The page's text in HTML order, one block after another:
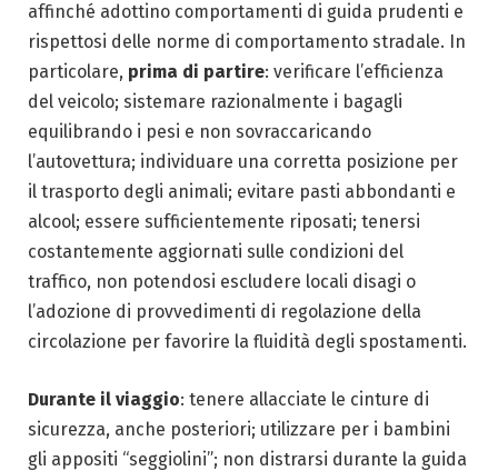
affinché adottino comportamenti di guida prudenti e
rispettosi delle norme di comportamento stradale. In
particolare, prima di partire: verificare l’efficienza
del veicolo; sistemare razionalmente i bagagli
equilibrando i pesi e non sovraccaricando
l’autovettura; individuare una corretta posizione per
il trasporto degli animali; evitare pasti abbondanti e
alcool; essere sufficientemente riposati; tenersi
costantemente aggiornati sulle condizioni del
traffico, non potendosi escludere locali disagi o
l’adozione di provvedimenti di regolazione della
circolazione per favorire la fluidità degli spostamenti.
Durante il viaggio: tenere allacciate le cinture di
sicurezza, anche posteriori; utilizzare per i bambini
gli appositi “seggiolini”; non distrarsi durante la guida